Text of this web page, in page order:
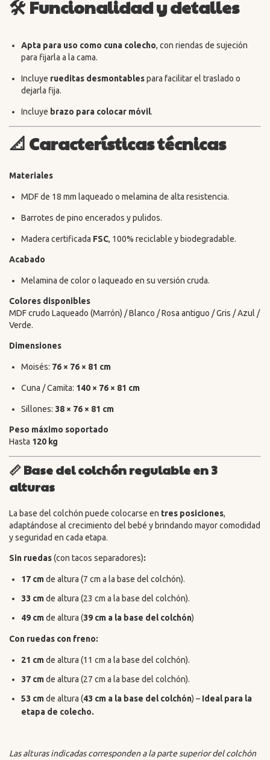
🛠️Funcionalidad y detalles
Apta para uso como cuna colecho, con riendas de sujeción
para fijarla a la cama.
Incluye rueditas desmontablespara facilitar el traslado o
dejarla fija.
Incluye brazo para colocar móvil.
📐 Características técnicas
Materiales
MDF de 18 mm laqueado o melamina de alta resistencia.
Barrotes de pino encerados y pulidos.
Madera certificada FSC, 100% reciclable y biodegradable.
Acabado
Melamina de color o laqueado en su versión cruda.
Colores disponibles
MDF crudo Laqueado (Marrón) / Blanco / Rosa antiguo / Gris / Azul /
Verde.
Dimensiones
Moisés: 76 × 76 × 81 cm
Cuna / Camita: 140 × 76 × 81 cm
Sillones: 38 × 76 × 81 cm
Peso máximo soportado
Hasta 120 kg
📏 Base del colchón regulable en 3
alturas
La base del colchón puede colocarse en tres posiciones,
adaptándose al crecimiento del bebé y brindando mayor comodidad
y seguridad en cada etapa.
Sin ruedas(con tacos separadores):
17 cmde altura (7 cm a la base del colchón).
33 cmde altura (23 cm a la base del colchón).
49 cmde altura (39 cm a la base del colchón)
Con ruedas con freno:
21 cmde altura (11 cm a la base del colchón).
37 cmde altura (27 cm a la base del colchón).
53 cmde altura (43 cm a la base del colchón) – Ideal para la
etapa de colecho.
Las alturas indicadas corresponden a la parte superior del colchón